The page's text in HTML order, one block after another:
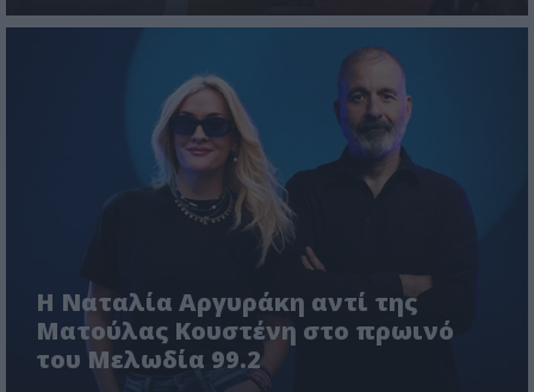
Η Ναταλία Αργυράκη αντί της
Ματούλας Κουστένη στο πρωινό
του Μελωδία 99.2